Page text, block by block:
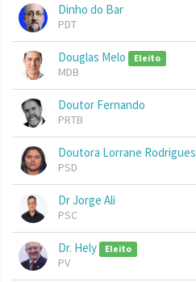
Dinho do Bar
PDT
Douglas Melo Eleito
MDB
Doutor Fernando
PRTB
Doutora Lorrane Rodrigues
PSD
Dr Jorge Ali
PSC
Dr. Hely Eleito
PV